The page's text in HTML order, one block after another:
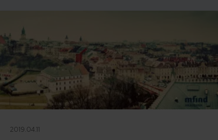
2019.04.11